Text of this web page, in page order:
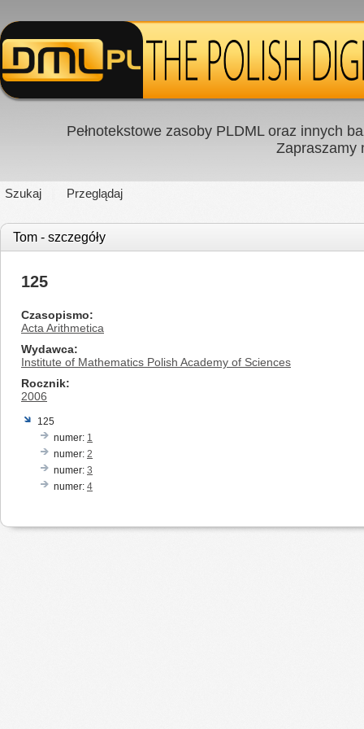
Pełnotekstowe zasoby PLDML oraz innych
Zapraszamy
Szukaj Przeglądaj
Tom - szczegóły
125
Czasopismo
Acta Arithmetica
Wydawca
Institute of Mathematics Polish Academy of Sciences
Rocznik
2006
125
numer: 1
numer: 2
numer: 3
numer: 4